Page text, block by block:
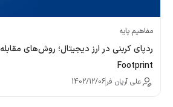
مفاهیم پایه
Footprint
علی آریان فر1402/12/06